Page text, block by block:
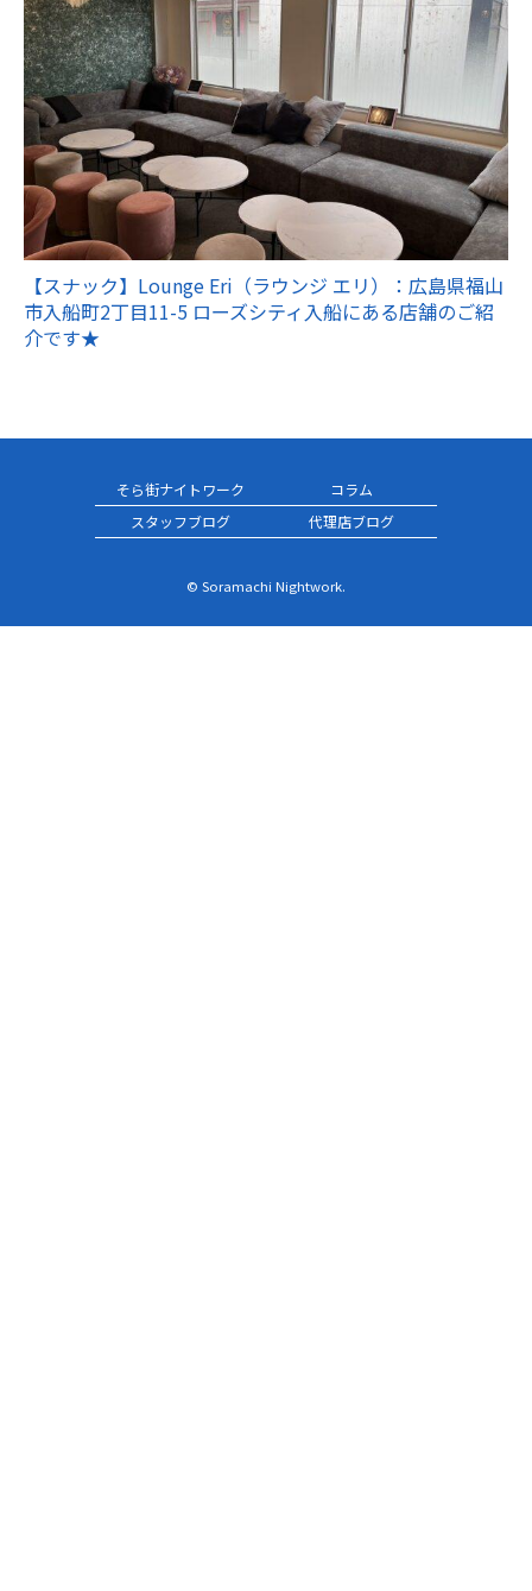
【スナック】Lounge Eri（ラウンジ エリ）：広島県福山
市入船町2丁目11-5 ローズシティ入船にある店舗のご紹
介です★
そら街ナイトワーク
コラム
スタッフブログ
代理店ブログ
© Soramachi Nightwork.